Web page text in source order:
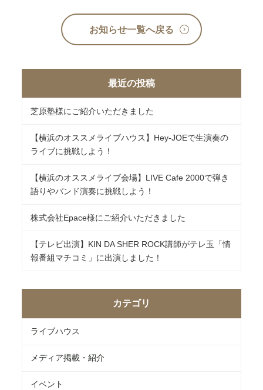
お知らせ一覧へ戻る
最近の投稿
芝原塾様にご紹介いただきました
【横浜のオススメライブハウス】Hey-JOEで生演奏の
ライブに挑戦しよう！
【横浜のオススメライブ会場】LIVE Cafe 2000で弾き
語りやバンド演奏に挑戦しよう！
株式会社Epace様にご紹介いただきました
【テレビ出演】KIN DA SHER ROCK講師がテレ玉「情
報番組マチコミ」に出演しました！
カテゴリ
ライブハウス
メディア掲載・紹介
イベント